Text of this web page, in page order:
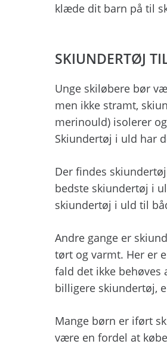
klæde dit barn på til
SKIUNDERTØJ
Unge skiløbere bør
men ikke stramt,
merinould) isolerer
Skiundertøj i uld har
Der findes
bedste skiundertøj i
skiundertøj i uld til
Andre gange er
tørt og varmt. Her er
fald det ikke
billigere skiundertøj,
Mange børn er iført
være en fordel at